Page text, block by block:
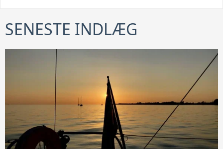
SENESTE INDLÆG